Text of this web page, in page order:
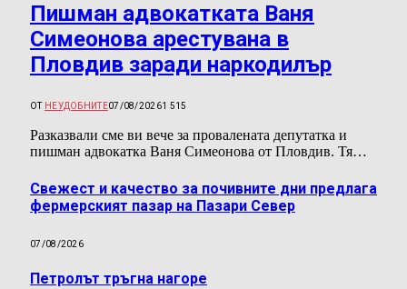
Пишман адвокатката Ваня
Симеонова арестувана в
Пловдив заради наркодилър
ОТ НЕУДОБНИТЕ07/08/20261 515
Разказвали сме ви вече за провалената депутатка и
пишман адвокатка Ваня Симеонова от Пловдив. Тя…
Свежест и качество за почивните дни предлага
фермерският пазар на Пазари Север
07/08/2026
Петролът тръгна нагоре